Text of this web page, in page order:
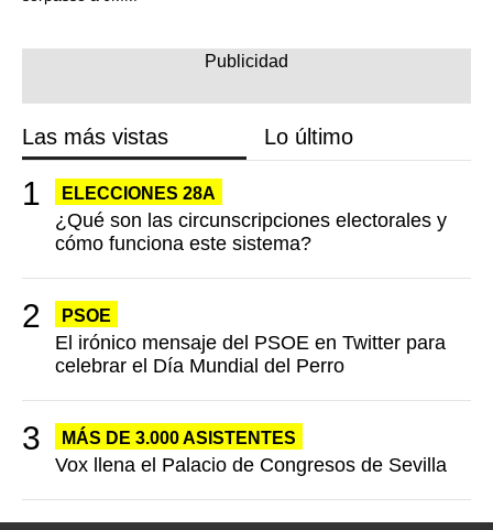
Las más vistas Lo último
ELECCIONES 28A
¿Qué son las circunscripciones electorales y
cómo funciona este sistema?
PSOE
El irónico mensaje del PSOE en Twitter para
celebrar el Día Mundial del Perro
MÁS DE 3.000 ASISTENTES
Vox llena el Palacio de Congresos de Sevilla